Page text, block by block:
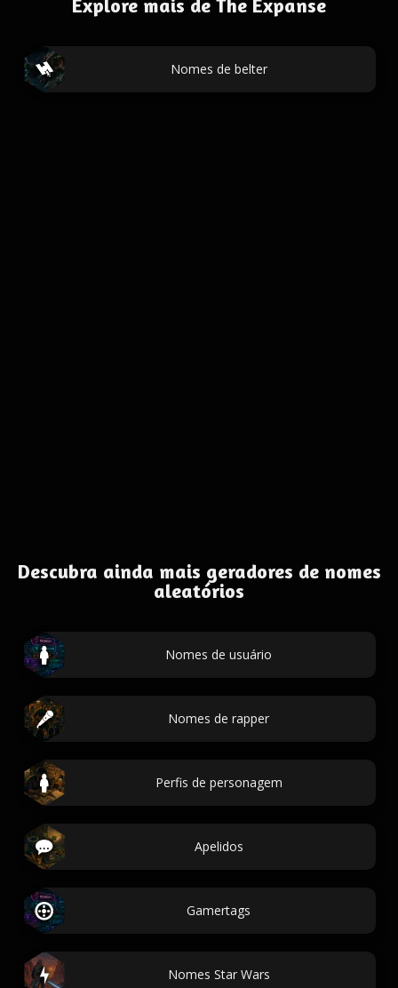
Explore mais de The Expanse
Nomes de belter
Descubra ainda mais geradores de nomes
aleatórios
Nomes de usuário
Nomes de rapper
Perfis de personagem
Apelidos
Gamertags
Nomes Star Wars